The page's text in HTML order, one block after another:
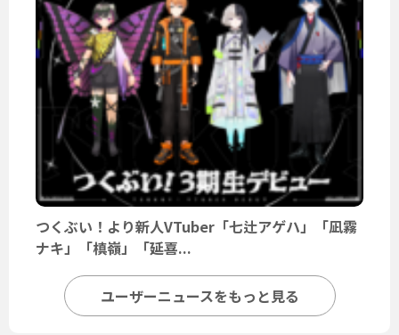
つくぶい！より新人VTuber「七辻アゲハ」「凪霧
ナキ」「槙嶺」「延喜...
ユーザーニュースをもっと見る